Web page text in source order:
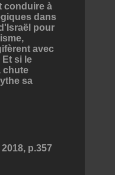
conduire à
dans
pour
avec
si le
chute
sa
p.357